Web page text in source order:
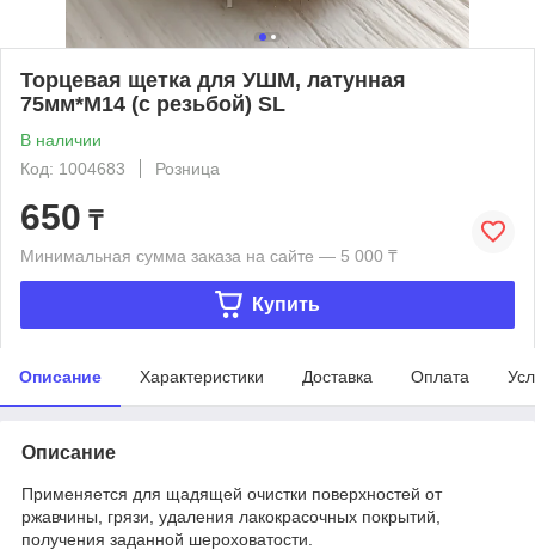
Торцевая щетка для УШМ, латунная
75мм*М14 (с резьбой) SL
В наличии
Код: 1004683
Розница
650 ₸
Минимальная сумма заказа на сайте — 5 000 ₸
Купить
Описание Характеристики Доставка Оплата
Описание
Применяется для щадящей очистки поверхностей от
ржавчины, грязи, удаления лакокрасочных покрытий,
получения заданной шероховатости.